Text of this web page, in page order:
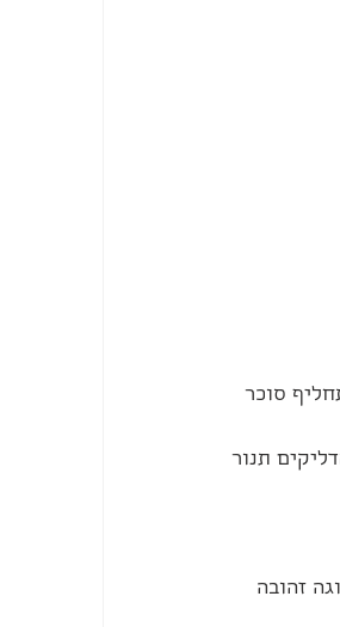
סוכר
תנור
שעתיים ב150 מעלות עד לעוגה זהובה